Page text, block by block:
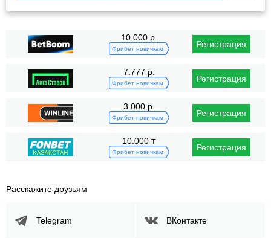
10.000 р.
Фрибет новичкам Регистрация
7.777 р.
Фрибет новичкам Регистрация
3.000 р.
Фрибет новичкам Регистрация
10.000 ₸
Фрибет новичкам Регистрация
Расскажите друзьям
Telegram ВКонтакте